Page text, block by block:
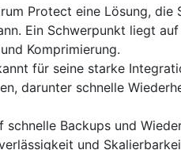
Protect eine Lösung,
Ein Schwerpunkt liegt
Komprimierung.
für seine starke
darunter schnelle
Backups und
und